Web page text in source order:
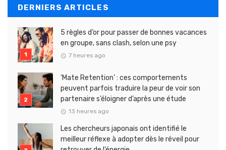
DERNIERS ARTICLES
5 règles d’or pour passer de bonnes vacances
en groupe, sans clash, selon une psy
7 heures ago
‘Mate Retention’ : ces comportements
peuvent parfois traduire la peur de voir son
partenaire s’éloigner d’après une étude
13 heures ago
Les chercheurs japonais ont identifié le
meilleur réflexe à adopter dès le réveil pour